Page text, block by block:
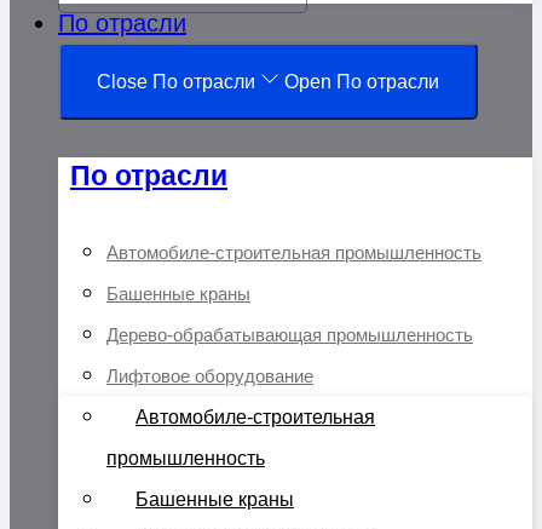
По отрасли
Close По отрасли Open По отрасли
По отрасли
Автомобиле-строительная промышленность
Башенные краны
Дерево-обрабатывающая промышленность
Лифтовое оборудование
Автомобиле-строительная
промышленность
Башенные краны